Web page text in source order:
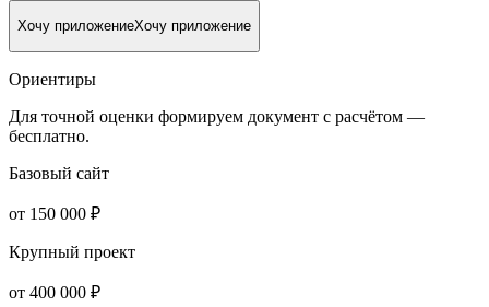
Хочу приложениеХочу приложение
Ориентиры
Для точной оценки формируем документ с расчётом —
бесплатно.
Базовый сайт
от 150 000 ₽
Крупный проект
от 400 000 ₽